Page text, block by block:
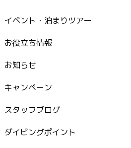
イベント・泊まりツアー
お役立ち情報
お知らせ
キャンペーン
スタッフブログ
ダイビングポイント